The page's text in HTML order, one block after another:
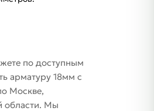
по доступным
арматуру 18мм с
Москве,
области. Мы